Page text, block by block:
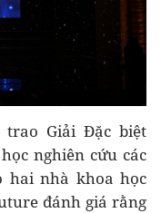
trao Giải Đặc biệt
nghiên cứu các
hai nhà khoa học
đánh giá rằng